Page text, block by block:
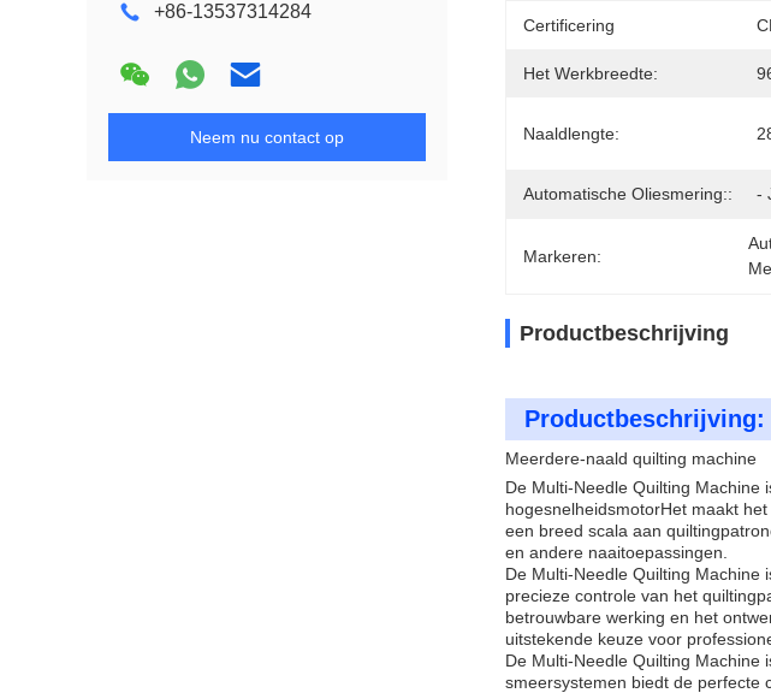
+86-13537314284
Neem nu contact op
Certificering
Het Werkbreedte:
Naaldlengte:
Automatische Oliesmering:: -
Markeren:
Productbeschrijving
Productbeschrijving:
Meerdere-naald quilting machine
De Multi-Needle Quilting Machine
hogesnelheidsmotorHet maakt
een breed scala aan
en andere naaitoepassingen.
De Multi-Needle Quilting Machine
precieze controle van het
betrouwbare werking en het
uitstekende keuze voor
De Multi-Needle Quilting Machine
smeersystemen biedt de perfecte